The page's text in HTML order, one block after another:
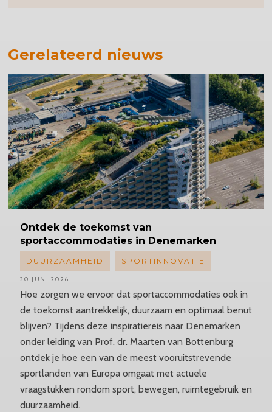
Gerelateerd nieuws
Ontdek de toekomst van
sportaccommodaties in Denemarken
Hoe zorgen we ervoor dat sportaccommodaties ook in
de toekomst aantrekkelijk, duurzaam en optimaal benut
blijven? Tijdens deze inspiratiereis naar Denemarken
onder leiding van Prof. dr. Maarten van Bottenburg
ontdek je hoe een van de meest vooruitstrevende
sportlanden van Europa omgaat met actuele
vraagstukken rondom sport, bewegen, ruimtegebruik en
duurzaamheid.
DUURZAAMHEID SPORTINNOVATIE
30 JUNI 2026